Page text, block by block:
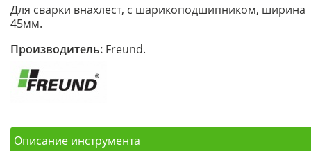
Для сварки внахлест, с шарикоподшипником, ширина
45мм.
Производитель: Freund.
Описание инструмента